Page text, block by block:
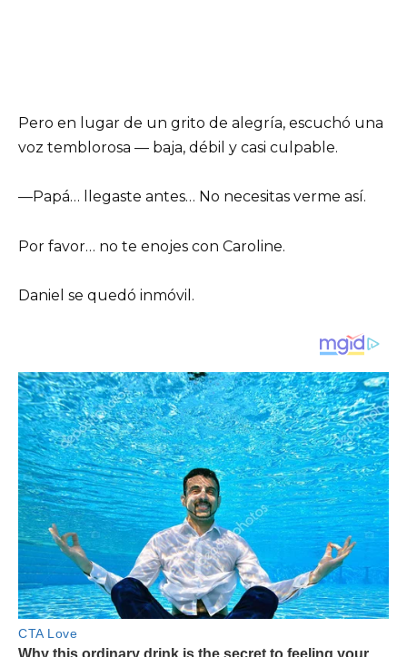
Pero en lugar de un grito de alegría, escuchó una
voz temblorosa — baja, débil y casi culpable.
—Papá… llegaste antes… No necesitas verme así.
Por favor… no te enojes con Caroline.
Daniel se quedó inmóvil.